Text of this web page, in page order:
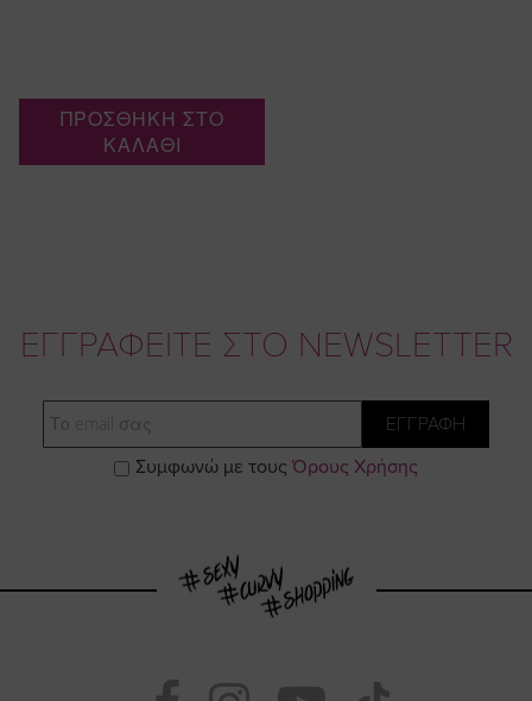
ΠΡΟΣΘΗΚΗ ΣΤΟ
ΚΑΛΑΘΙ
ΕΓΓΡΑΦΕΙΤΕ ΣΤΟ NEWSLETTER
Email
ΕΓΓΡΑΦΗ
Συμφωνώ με τους Όρους Χρήσης